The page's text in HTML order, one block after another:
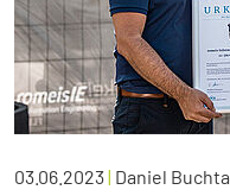
03.06.2023| Daniel Buchta